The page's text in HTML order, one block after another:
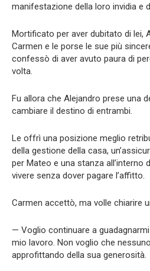
manifestazione della loro invidia e
Mortificato per aver dubitato di lei,
Carmen e le porse le sue più
confessò di aver avuto paura di
volta.
Fu allora che Alejandro prese una
cambiare il destino di entrambi.
Le offrì una posizione meglio
della gestione della casa,
per Mateo e una stanza all’interno
vivere senza dover pagare l’affitto.
Carmen accettò, ma volle chiarire
— Voglio continuare a
mio lavoro. Non voglio che
approfittando della sua generosità.